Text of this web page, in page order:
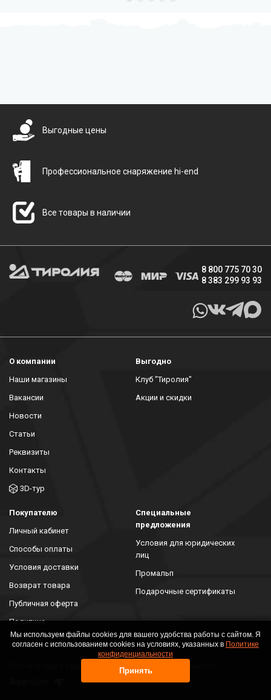
Выгодные цены
Профессиональное снаряжение hi-end
Все товары в наличии
8 800 775 70 30
8 383 299 93 93
О компании
Наши магазины
Вакансии
Новости
Статьи
Реквизиты
Контакты
3D-тур
Выгодно
Клуб "Тиролия"
Акции и скидки
Покупателю
Личный кабинет
Способы оплаты
Условия доставки
Возврат товара
Публичная оферта
Политика
конфиденциальности
Специальные
предложения
Условия для юридических
лиц
Промальп
Подарочные сертификаты
2026 Все права защищены. Политика конфиденциальности
Мы используем файлы cookies для вашего удобства работы с сайтом. Я
согласен с использованием cookies на условиях, указанных в Политике
конфиденциальности
Принять